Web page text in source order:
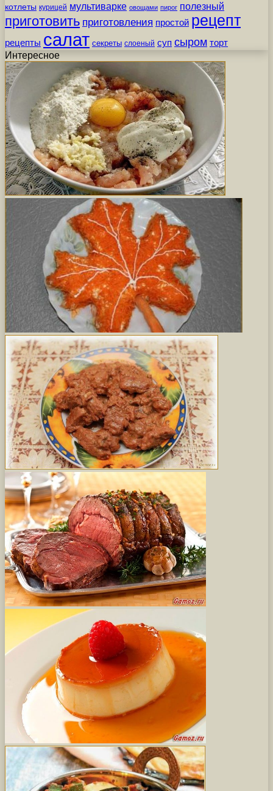
котлеты курицей мультиварке овощами пирог полезный
приготовить приготовления простой рецепт
рецепты салат секреты слоеный суп сыром торт
Интересное